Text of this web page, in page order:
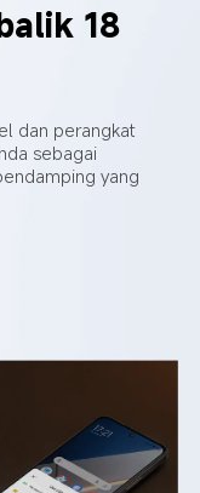
18
dan perangkat
sebagai
yang